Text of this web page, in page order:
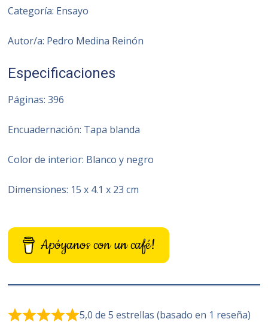
Categoría: Ensayo
Autor/a: Pedro Medina Reinón
Especificaciones
Páginas: 396
Encuadernación: Tapa blanda
Color de interior: Blanco y negro
Dimensiones: 15 x 4.1 x 23 cm
Apóyanos con un café!
5,0 de 5 estrellas (basado en 1 reseña)